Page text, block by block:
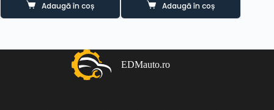
Adaugă în coș Adaugă în coș
EDMauto.ro